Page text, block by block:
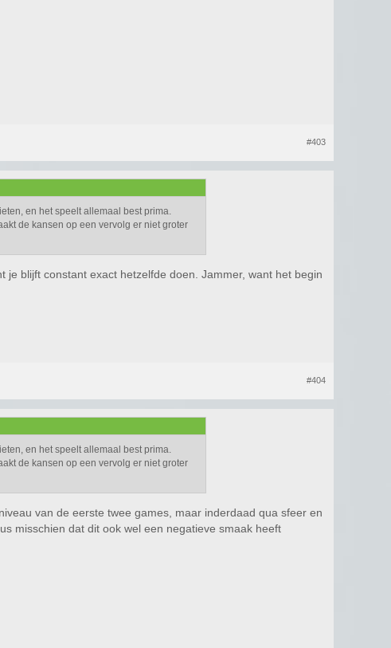
#403
en het speelt allemaal best prima.
de kansen op een vervolg er niet groter
blijft constant exact hetzelfde doen. Jammer, want het begin
#404
en het speelt allemaal best prima.
de kansen op een vervolg er niet groter
van de eerste twee games, maar inderdaad qua sfeer en
misschien dat dit ook wel een negatieve smaak heeft